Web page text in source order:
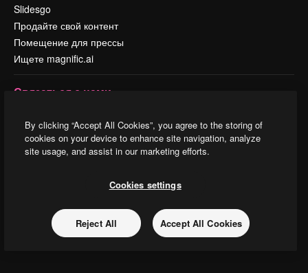
Slidesgo
Продайте свой контент
Помещение для прессы
Ищете magnific.ai
Связаться с нами
Instagram
YouTube
By clicking “Accept All Cookies”, you agree to the storing of
cookies on your device to enhance site navigation, analyze
site usage, and assist in our marketing efforts.
Cookies settings
Reject All Accept All Cookies